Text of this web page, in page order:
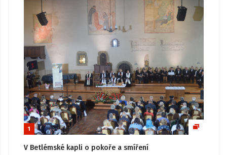
1
V Betlémské kapli o pokoře a smíření